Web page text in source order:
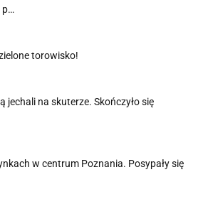
p…
torowisko!
jechali na skuterze. Skończyło się
w centrum Poznania. Posypały się